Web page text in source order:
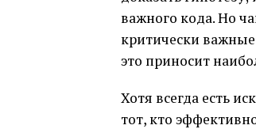
важного кода. Но
критически
это приносит
Хотя всегда есть
тот, кто